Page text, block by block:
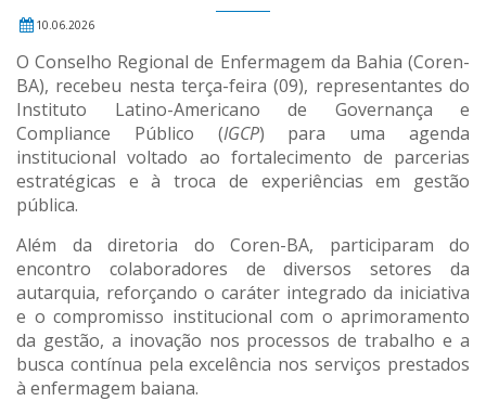
10.06.2026
O Conselho Regional de Enfermagem da Bahia (Coren-
BA), recebeu nesta terça-feira (09), representantes do
Instituto Latino-Americano de Governança e
Compliance Público (IGCP) para uma agenda
institucional voltado ao fortalecimento de parcerias
estratégicas e à troca de experiências em gestão
pública.
Além da diretoria do Coren-BA, participaram do
encontro colaboradores de diversos setores da
autarquia, reforçando o caráter integrado da iniciativa
e o compromisso institucional com o aprimoramento
da gestão, a inovação nos processos de trabalho e a
busca contínua pela excelência nos serviços prestados
à enfermagem baiana.